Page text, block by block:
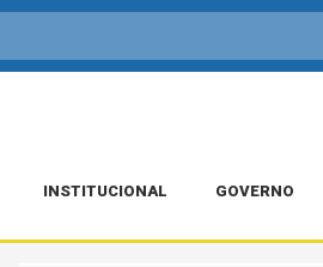
INSTITUCIONAL GOVERNO